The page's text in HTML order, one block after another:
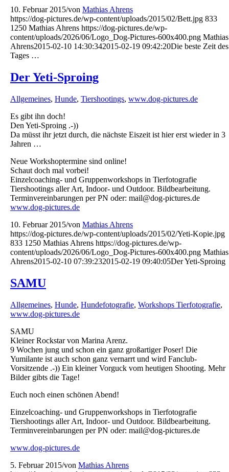
10. Februar 2015/von Mathias Ahrens
https://dog-pictures.de/wp-content/uploads/2015/02/Bett.jpg 833
1250 Mathias Ahrens https://dog-pictures.de/wp-
content/uploads/2026/06/Logo_Dog-Pictures-600x400.png Mathias
Ahrens2015-02-10 14:30:342015-02-19 09:42:20Die beste Zeit des
Tages …
Der Yeti-Sproing
Allgemeines, Hunde, Tiershootings, www.dog-pictures.de
Es gibt ihn doch!
Den Yeti-Sproing .-))
Da müsst ihr jetzt durch, die nächste Eiszeit ist hier erst wieder in 3
Jahren …
Neue Workshoptermine sind online!
Schaut doch mal vorbei!
Einzelcoaching- und Gruppenworkshops in Tierfotografie
Tiershootings aller Art, Indoor- und Outdoor. Bildbearbeitung.
Terminvereinbarungen per PN oder: mail@dog-pictures.de
www.dog-pictures.de
10. Februar 2015/von Mathias Ahrens
https://dog-pictures.de/wp-content/uploads/2015/02/Yeti-Kopie.jpg
833 1250 Mathias Ahrens https://dog-pictures.de/wp-
content/uploads/2026/06/Logo_Dog-Pictures-600x400.png Mathias
Ahrens2015-02-10 07:39:232015-02-19 09:40:05Der Yeti-Sproing
SAMU
Allgemeines, Hunde, Hundefotografie, Workshops Tierfotografie,
www.dog-pictures.de
SAMU
Kleiner Rockstar von Marina Arenz.
9 Wochen jung und schon ein ganz großartiger Poser! Die
Yumilante ist auch schon ganz vernarrt und wird Fanclub-
Vorsitzende .-)) Ein kleiner Vorguck vom heutigen Shooting. Mehr
Bilder gibts die Tage!
Euch noch einen schönen Abend!
Einzelcoaching- und Gruppenworkshops in Tierfotografie
Tiershootings aller Art, Indoor- und Outdoor. Bildbearbeitung.
Terminvereinbarungen per PN oder: mail@dog-pictures.de
www.dog-pictures.de
5. Februar 2015/von Mathias Ahrens